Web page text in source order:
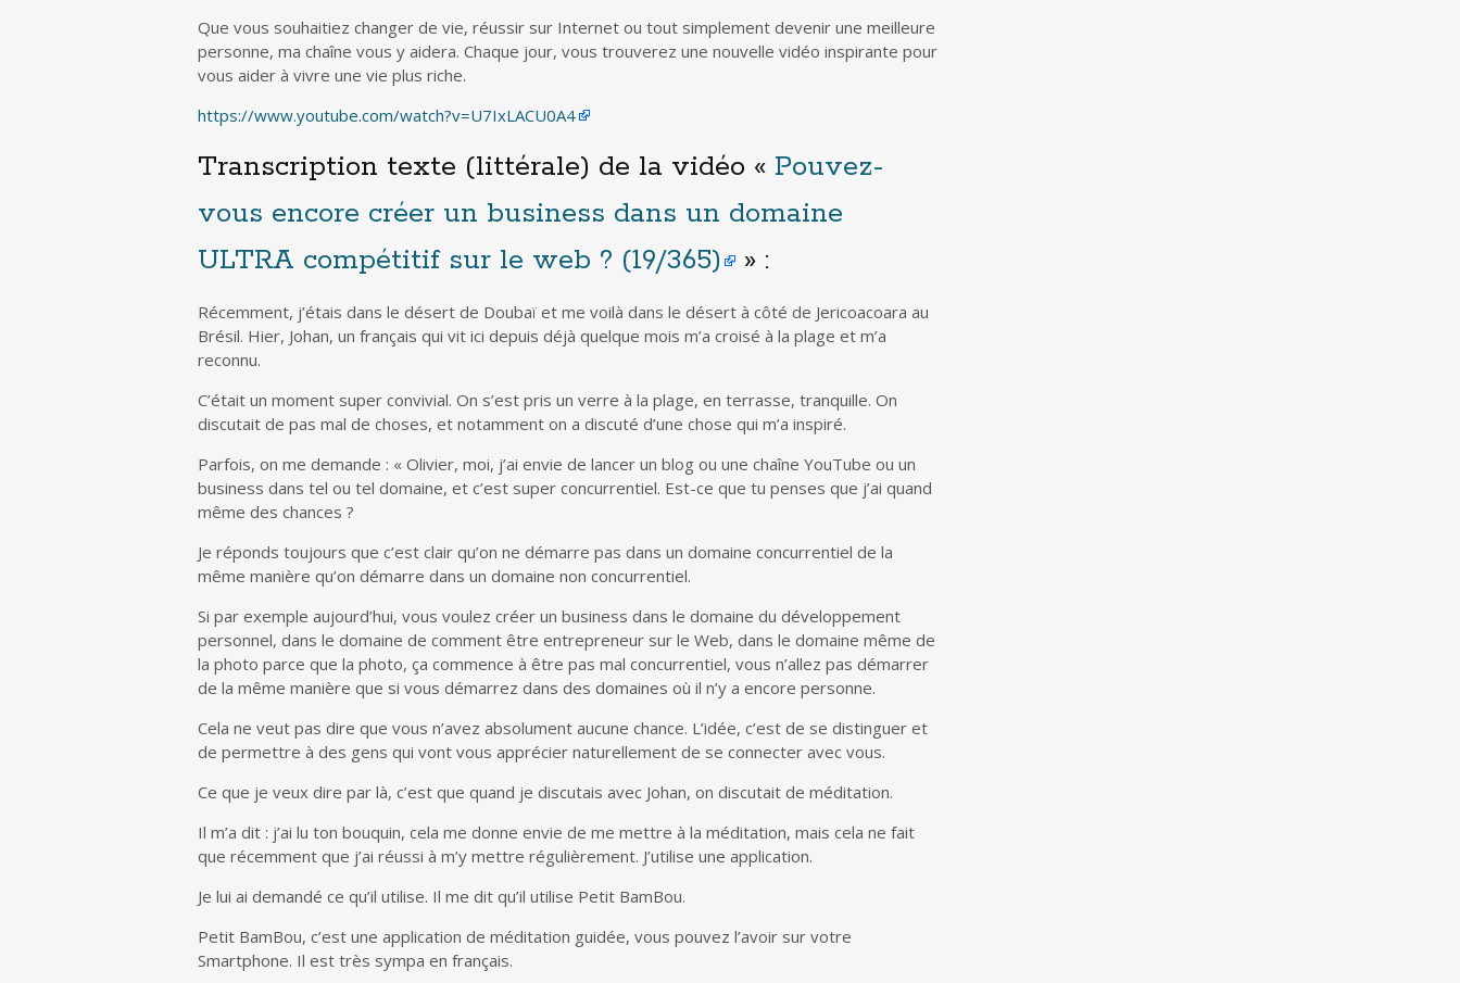
Que vous souhaitiez changer de vie, réussir sur Internet ou tout simplement devenir une meilleure
personne, ma chaîne vous y aidera. Chaque jour, vous trouverez une nouvelle vidéo inspirante pour
vous aider à vivre une vie plus riche.
https://www.youtube.com/watch?v=U7IxLACU0A4
Transcription texte (littérale) de la vidéo « Pouvez-
vous encore créer un business dans un domaine
ULTRA compétitif sur le web ? (19/365)
» :
Récemment, j’étais dans le désert de Doubaï et me voilà dans le désert à côté de Jericoacoara au
Brésil. Hier, Johan, un français qui vit ici depuis déjà quelque mois m’a croisé à la plage et m’a
reconnu.
C’était un moment super convivial. On s’est pris un verre à la plage, en terrasse, tranquille. On
discutait de pas mal de choses, et notamment on a discuté d’une chose qui m’a inspiré.
Parfois, on me demande : « Olivier, moi, j’ai envie de lancer un blog ou une chaîne YouTube ou un
business dans tel ou tel domaine, et c’est super concurrentiel. Est-ce que tu penses que j’ai quand
même des chances ?
Je réponds toujours que c’est clair qu’on ne démarre pas dans un domaine concurrentiel de la
même manière qu’on démarre dans un domaine non concurrentiel.
Si par exemple aujourd’hui, vous voulez créer un business dans le domaine du développement
personnel, dans le domaine de comment être entrepreneur sur le Web, dans le domaine même de
la photo parce que la photo, ça commence à être pas mal concurrentiel, vous n’allez pas démarrer
de la même manière que si vous démarrez dans des domaines où il n’y a encore personne.
Cela ne veut pas dire que vous n’avez absolument aucune chance. L’idée, c’est de se distinguer et
de permettre à des gens qui vont vous apprécier naturellement de se connecter avec vous.
Ce que je veux dire par là, c’est que quand je discutais avec Johan, on discutait de méditation.
Il m’a dit : j’ai lu ton bouquin, cela me donne envie de me mettre à la méditation, mais cela ne fait
que récemment que j’ai réussi à m’y mettre régulièrement. J’utilise une application.
Je lui ai demandé ce qu’il utilise. Il me dit qu’il utilise Petit BamBou.
Petit BamBou, c’est une application de méditation guidée, vous pouvez l’avoir sur votre
Smartphone. Il est très sympa en français.